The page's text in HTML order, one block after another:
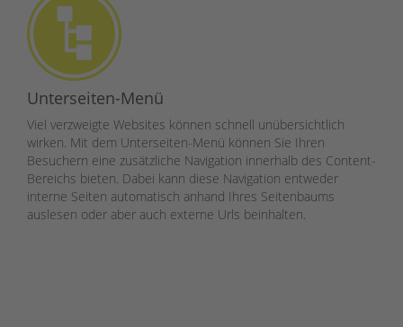
Unterseiten-Menü
Viel verzweigte Websites können schnell unübersichtlich
wirken. Mit dem Unterseiten-Menü können Sie Ihren
Besuchern eine zusätzliche Navigation innerhalb des Content-
Bereichs bieten. Dabei kann diese Navigation entweder
interne Seiten automatisch anhand Ihres Seitenbaums
auslesen oder aber auch externe Urls beinhalten.